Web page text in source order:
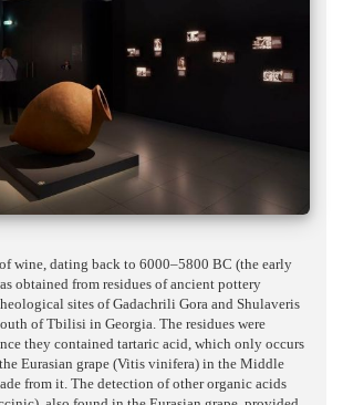
wine, dating back to 6000–5800 BC (the early
obtained from residues of ancient pottery
sites of Gadachrili Gora and Shulaveris
of Tbilisi in Georgia. The residues were
they contained tartaric acid, which only occurs
Eurasian grape (Vitis vinifera) in the Middle
from it. The detection of other organic acids